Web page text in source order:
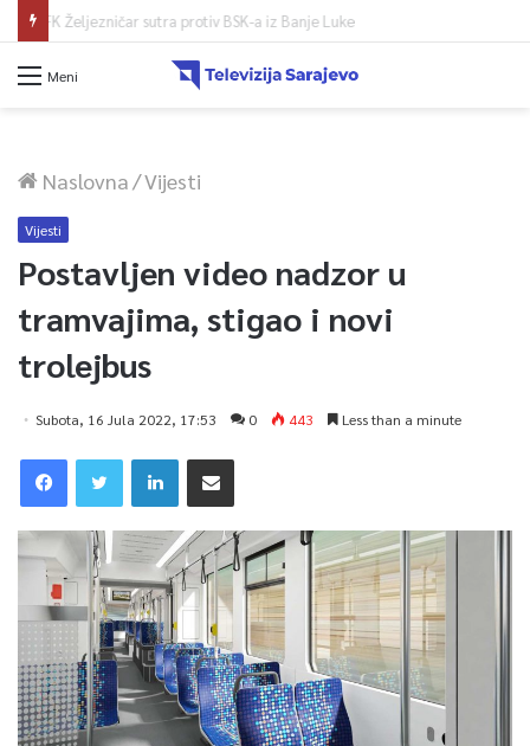
FK Željezničar sutra protiv BSK-a iz Banje Luke
Meni
Naslovna/Vijesti
Vijesti
Postavljen video nadzor u
tramvajima, stigao i novi
trolejbus
Subota, 16 Jula 2022, 17:53 0 443 Less than a minute